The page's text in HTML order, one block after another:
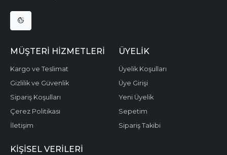
MÜŞTERI HIZMETLERI
Kargo ve Teslimat
Gizlilik ve Güvenlik
Sipariş Koşulları
Çerez Politikası
İletişim
ÜYELIK
Üyelik Koşulları
Üye Girişi
Yeni Üyelik
Sepetim
Sipariş Takibi
KIŞISEL VERILERI